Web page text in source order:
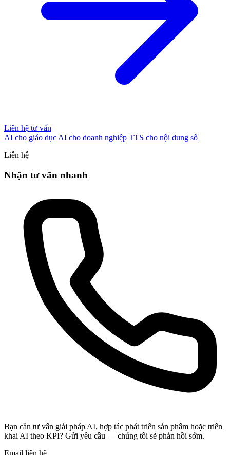
Liên hệ tư vấn
AI cho giáo dục AI cho doanh nghiệp TTS cho nội dung số
Liên hệ
Nhận tư vấn nhanh
Bạn cần tư vấn giải pháp AI, hợp tác phát triển sản phẩm hoặc triển
khai AI theo KPI? Gửi yêu cầu — chúng tôi sẽ phản hồi sớm.